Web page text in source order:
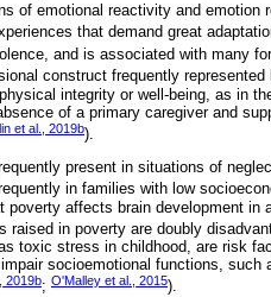
of emotional reactivity and emotion
that demand great
and is associated with many
construct frequently
integrity or well-being, as in
of a primary caregiver and
et al., 2019b).
present in situations of
in families with low
poverty affects brain development
raised in poverty are doubly
toxic stress in childhood, are risk
socioemotional functions,
2019b; O'Malley et al., 2015).